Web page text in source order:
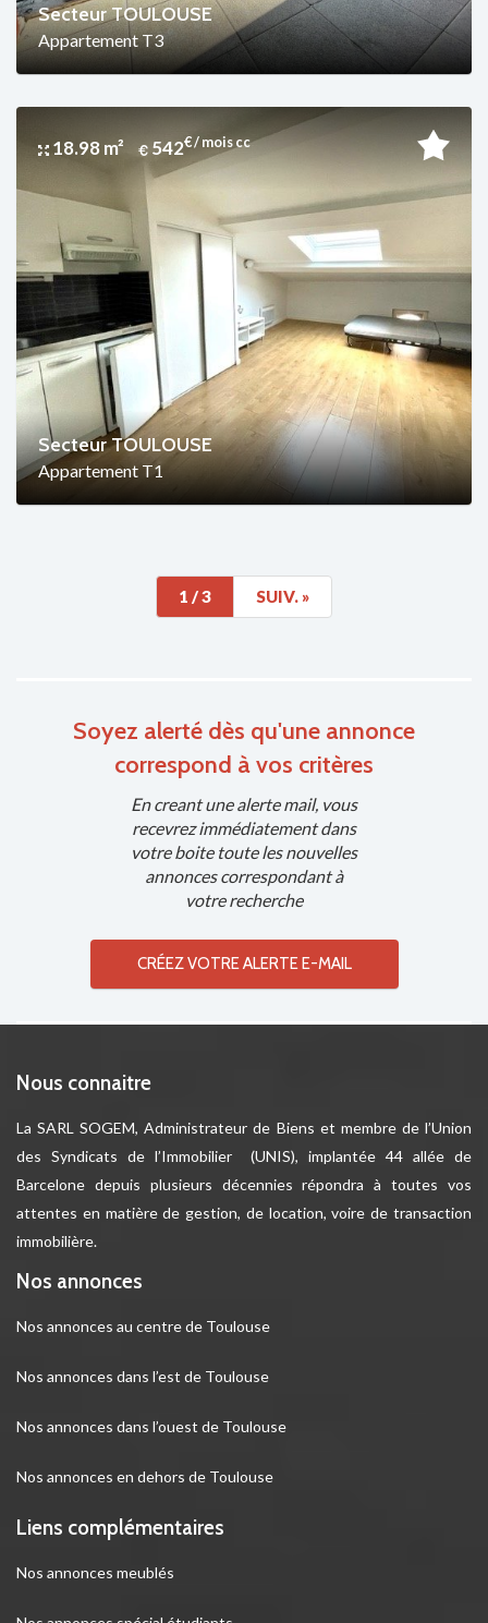
Secteur TOULOUSE
Appartement T3
18.98 m² 542€ / mois cc
Secteur TOULOUSE
Appartement T1
1 / 3 SUIV. »
Soyez alerté dès qu'une annonce
correspond à vos critères
En creant une alerte mail, vous
recevrez immédiatement dans
votre boite toute les nouvelles
annonces correspondant à
votre recherche
CRÉEZ VOTRE ALERTE E-MAIL
Nous connaitre
La SARL SOGEM, Administrateur de Biens et membre de l’Union
des Syndicats de l’Immobilier (UNIS), implantée 44 allée de
Barcelone depuis plusieurs décennies répondra à toutes vos
attentes en matière de gestion, de location, voire de transaction
immobilière.
Nos annonces
Nos annonces au centre de Toulouse
Nos annonces dans l’est de Toulouse
Nos annonces dans l’ouest de Toulouse
Nos annonces en dehors de Toulouse
Liens complémentaires
Nos annonces meublés